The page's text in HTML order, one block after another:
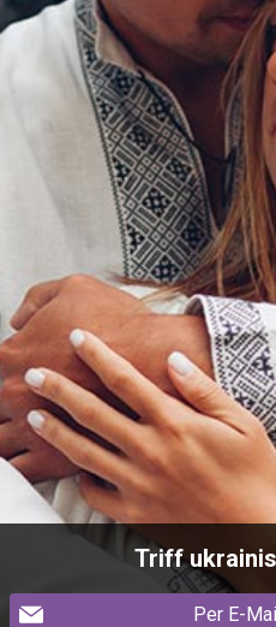
Triff
Per E-